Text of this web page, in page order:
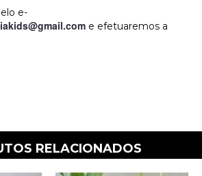
e-
e efetuaremos a
RELACIONADOS